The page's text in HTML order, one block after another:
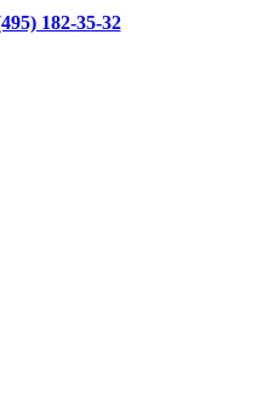
182-35-32